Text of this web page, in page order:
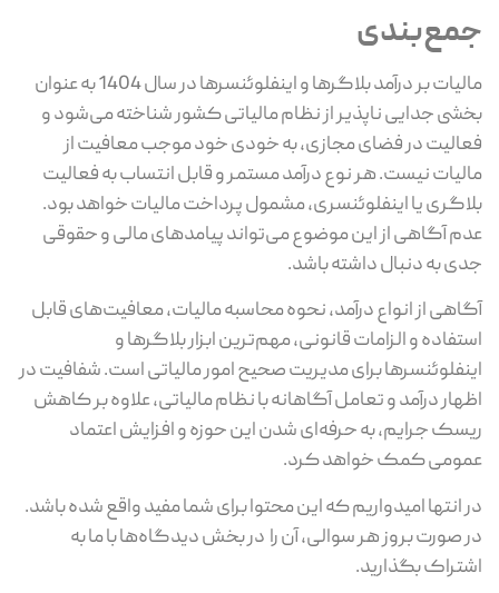
جمع‌بندی
مالیات بر درآمد بلاگرها و اینفلوئنسرها در سال 1404 به عنوان
بخشی جدایی ناپذیر از نظام مالیاتی کشور شناخته می‌شود و
فعالیت در فضای مجازی، به خودی خود موجب معافیت از
مالیات نیست. هر نوع درآمد مستمر و قابل انتساب به فعالیت
بلاگری یا اینفلوئنسری، مشمول پرداخت مالیات خواهد بود.
عدم آگاهی از این موضوع می‌تواند پیامدهای مالی و حقوقی
جدی به دنبال داشته باشد.
آگاهی از انواع درآمد، نحوه محاسبه مالیات، معافیت‌های قابل
استفاده و الزامات قانونی، مهم‌ترین ابزار بلاگرها و
اینفلوئنسرها برای مدیریت صحیح امور مالیاتی است. شفافیت در
اظهار درآمد و تعامل آگاهانه با نظام مالیاتی، علاوه بر کاهش
ریسک جرایم، به حرفه‌ای شدن این حوزه و افزایش اعتماد
عمومی کمک خواهد کرد.
در انتها امیدواریم که این محتوا برای شما مفید واقع شده باشد.
در صورت بروز هر سوالی، آن را در بخش دیدگاه‌ها با ما به
اشتراک بگذارید.